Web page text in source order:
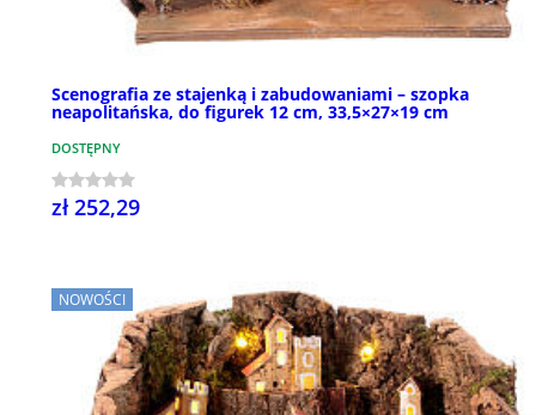
Scenografia ze stajenką i zabudowaniami – szopka
neapolitańska, do figurek 12 cm, 33,5×27×19 cm
DOSTĘPNY
zł 252,29
NOWOŚCI